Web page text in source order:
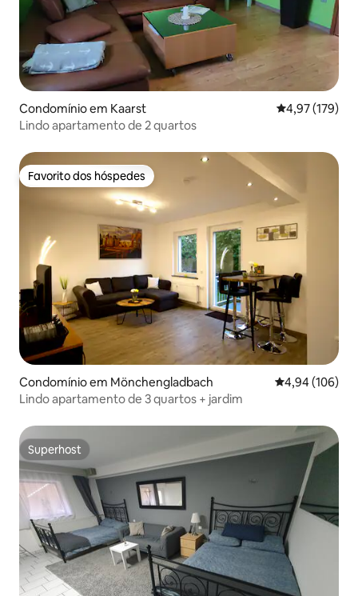
Condomínio em Kaarst Classificação
4,97 (179)
Lindo apartamento de 2 quartos
Favorito dos hóspedes
Favorito dos hóspedes
Condomínio em Mönchengladbach Classificação
4,94 (106)
Lindo apartamento de 3 quartos + jardim
Superhost
Superhost